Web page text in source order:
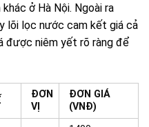
ở Hà Nội. Ngoài ra
lõi lọc nước cam kết giá cả
được niêm yết rõ ràng để
ĐƠN
VỊ
ĐƠN GIÁ
(VNĐ)